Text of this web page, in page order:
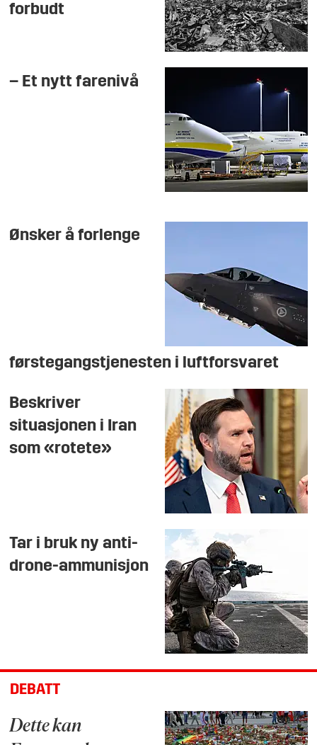
forbudt
– Et nytt farenivå
Ønsker å forlenge
førstegangstjenesten i luftforsvaret
Beskriver
situasjonen i Iran
som «rotete»
Tar i bruk ny anti-
drone-ammunisjon
DEBATT
Dette kan